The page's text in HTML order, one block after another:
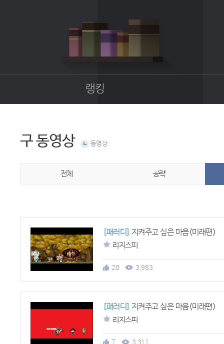
랭킹
구 동영상 동영상
전체 공략
[패러디] 지켜주고 싶은 마음(미래편)
리지스피
20 3,983
[패러디] 지켜주고 싶은 마음(미래편)
리지스피